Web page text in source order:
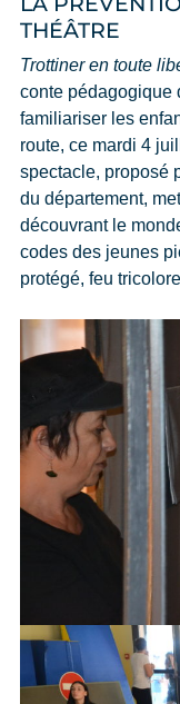
THÉÂTRE
Trottiner en toute
conte pédagogique
familiariser les
route, ce mardi 4
spectacle, proposé
du département,
découvrant le
codes des jeunes
protégé, feu